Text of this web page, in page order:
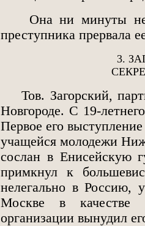
Она ни минуты не
преступника прервала
3.
Тов. Загорский,
Новгороде. С 19-
Первое его
учащейся молодежи
сослан в Енисейскую
примкнул к
нелегально в Россию,
Москве в качестве
организации вынудил